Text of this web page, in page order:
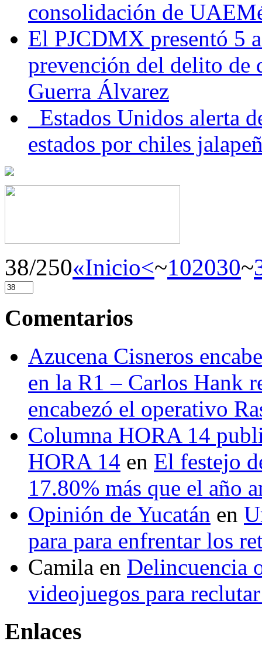
consolidación de
El PJCDMX presentó 5
prevención del delito de
Guerra Álvarez
Estados Unidos alerta
estados por chiles
38/250«Inicio<~102030~
Comentarios
Azucena Cisneros
en la R1 – Carlos Hank
encabezó el operativo
Columna HORA 14
HORA 14 en El festejo
17.80% más que el año
Opinión de Yucatán en
para para enfrentar los
Camila en Delincuencia
videojuegos para
Enlaces